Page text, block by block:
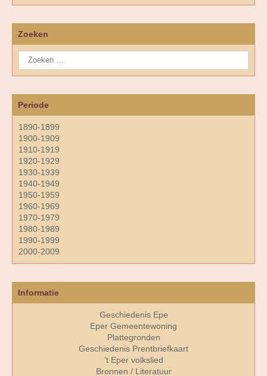
Zoeken
Periode
1890-1899
1900-1909
1910-1919
1920-1929
1930-1939
1940-1949
1950-1959
1960-1969
1970-1979
1980-1989
1990-1999
2000-2009
Informatie
Geschiedenis Epe
Eper Gemeentewoning
Plattegronden
Geschiedenis Prentbriefkaart
’t Eper volkslied
Bronnen / Literatuur